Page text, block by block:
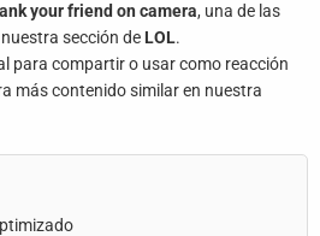
your friend on camera, una de las
sección de LOL.
para compartir o usar como reacción
más contenido similar en nuestra